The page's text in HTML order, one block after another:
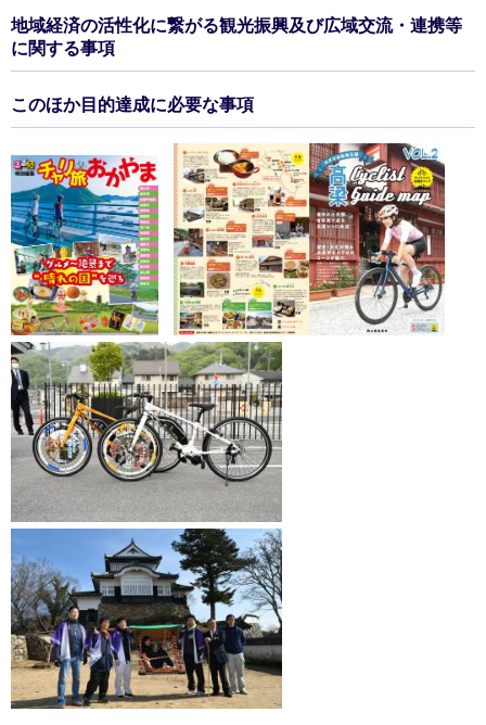
地域経済の活性化に繋がる観光振興及び広域交流・連携等
に関する事項
このほか目的達成に必要な事項